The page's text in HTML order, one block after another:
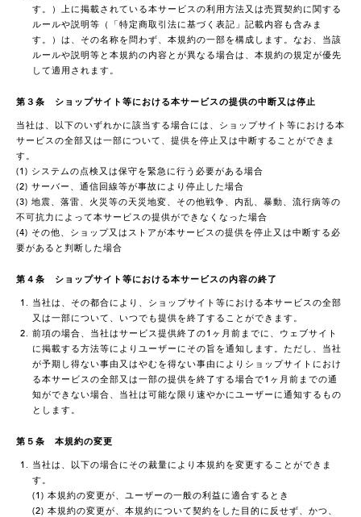
す。）上に掲載されている本サービスの利用方法又は売買契約に関する
ルールや説明等（「特定商取引法に基づく表記」記載内容も含みま
す。）は、その名称を問わず、本規約の一部を構成します。なお、当該
ルールや説明等と本規約の内容とが異なる場合は、本規約の規定が優先
して適用されます。
第３条 ショップサイト等における本サービスの提供の中断又は停止
当社は、以下のいずれかに該当する場合には、ショップサイト等における本
サービスの全部又は一部について、提供を停止又は中断することができま
す。
(1) システムの点検又は保守を緊急に行う必要がある場合
(2) サーバー、通信回線等が事故により停止した場合
(3) 地震、落雷、火災等の天災地変、その他戦争、内乱、暴動、流行病等の
不可抗力によって本サービスの提供ができなくなった場合
(4) その他、ショップ又はストアが本サービスの提供を停止又は中断する必
要があると判断した場合
第４条 ショップサイト等における本サービスの内容の終了
当社は、その都合により、ショップサイト等における本サービスの全部
又は一部について、いつでも提供を終了することができます。
前項の場合、当社はサービス提供終了の1ヶ月前までに、ウェブサイト
に掲載する方法等によりユーザーにその旨を通知します。ただし、当社
が予期し得ない事由又はやむを得ない事由によりショップサイトにおけ
る本サービスの全部又は一部の提供を終了する場合で1ヶ月前までの通
知ができない場合、当社は可能な限り速やかにユーザーに通知するもの
とします。
第５条 本規約の変更
当社は、以下の場合にその裁量により本規約を変更することができま
す。
(1) 本規約の変更が、ユーザーの一般の利益に適合するとき
(2) 本規約の変更が、本規約について契約をした目的に反せず、かつ、